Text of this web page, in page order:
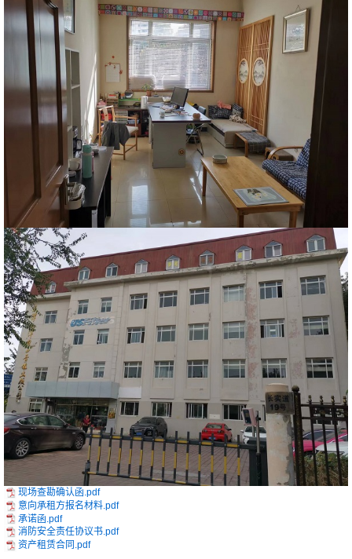
现场查勘确认函.pdf
意向承租方报名材料.pdf
承诺函.pdf
消防安全责任协议书.pdf
资产租赁合同.pdf